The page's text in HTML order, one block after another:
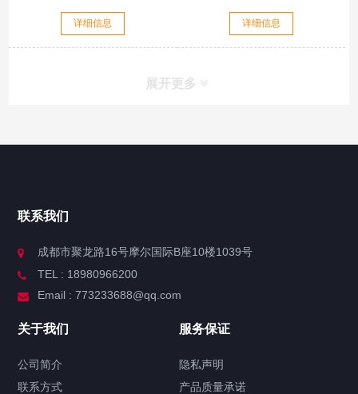
详细信息 详细信息
展开更多
联系我们
成都市聚龙路16号摩尔国际B座10楼1039号
TEL : 18980966200
Email : 773233688@qq.com
关于我们
公司简介
联系方式
服务保证
隐私声明
产品质量承诺